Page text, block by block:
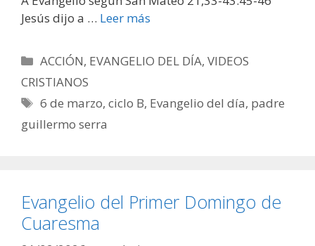
Jesús dijo a … Leer más
Categorías
ACCIÓN, EVANGELIO DEL DÍA,VIDEOS
CRISTIANOS
Etiquetas
6 de marzo,ciclo B, Evangelio del día, padre
guillermo serra
Evangelio del Primer Domingo de
Cuaresma